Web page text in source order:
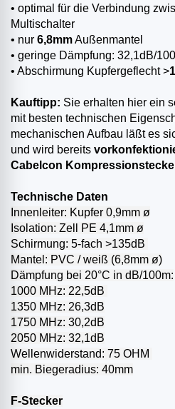
• optimal für die Verbindung
Multischalter
• nur 6,8mmAußenmantel
• geringe Dämpfung: 32,1dB/
• Abschirmung Kupfergeflecht >
Kauftipp: Sie erhalten hier ein
mit besten technischen
mechanischen Aufbau läßt es
und wird bereits
Cabelcon
Technische Daten
Innenleiter: Kupfer 0,9mm ø
Isolation: Zell PE 4,1mm ø
Schirmung: 5-fach >135dB
Mantel: PVC / weiß (6,8mm ø)
Dämpfung bei 20°C in dB/100m:
1000 MHz: 22,5dB
1350 MHz: 26,3dB
1750 MHz: 30,2dB
2050 MHz: 32,1dB
Wellenwiderstand: 75 OHM
min. Biegeradius: 40mm
F-Stecker